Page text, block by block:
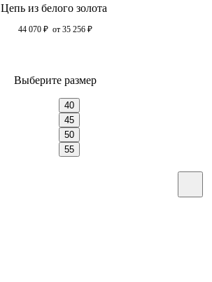
Цепь из белого золота
44 070 ₽ от 35 256 ₽
Выберите размер
40
45
50
55